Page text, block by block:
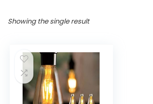
Showing the single result